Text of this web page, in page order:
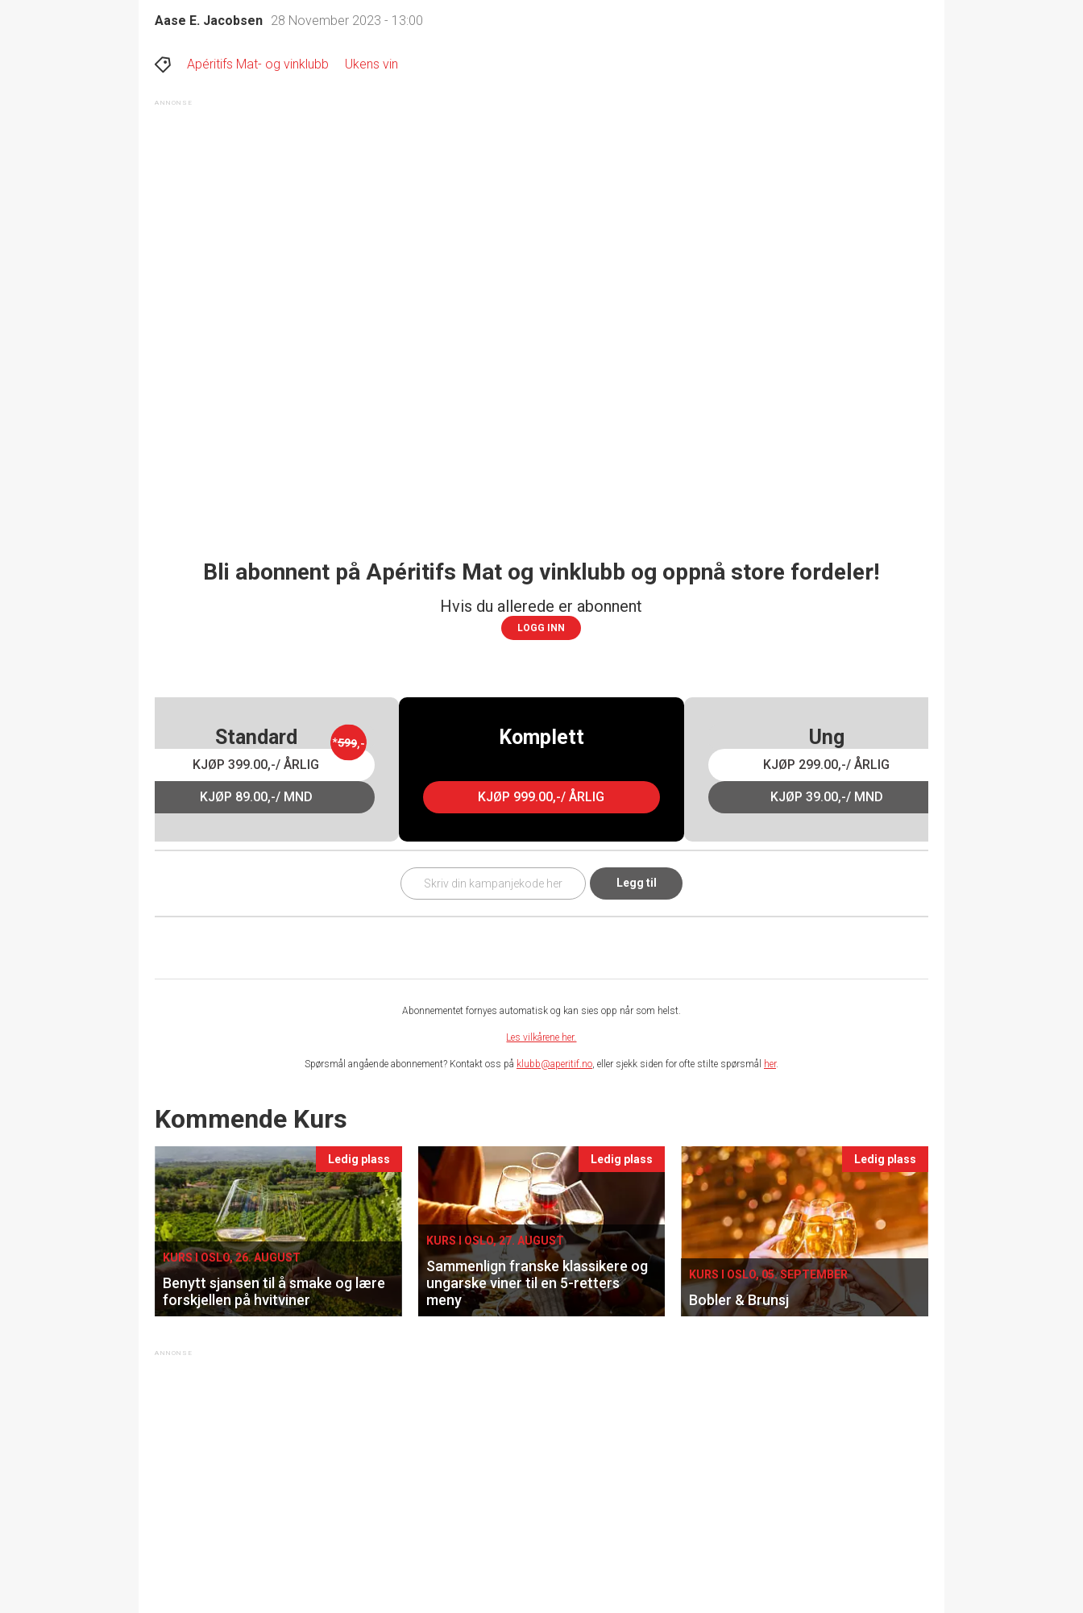
Aase E. Jacobsen 28 November 2023 - 13:00
Apéritifs Mat- og vinklubb Ukens vin
Bli abonnent på Apéritifs Mat og vinklubb og oppnå store fordeler!
Hvis du allerede er abonnent
LOGG INN
Standard *599,-
KJØP 399.00,-/ ÅRLIG
KJØP 89.00,-/ MND
Komplett
KJØP 999.00,-/ ÅRLIG
Ung
KJØP 299.00,-/ ÅRLIG
KJØP 39.00,-/ MND
Legg til
Abonnementet fornyes automatisk og kan sies opp når som helst.
Les vilkårene her.
Spørsmål angående abonnement? Kontakt oss på klubb@aperitif.no, eller sjekk siden for ofte stilte spørsmål her.
Events
Kommende Kurs
Ledig plass
KURS I OSLO, 26. AUGUST
Benytt sjansen til å smake og lære
forskjellen på hvitviner
Ledig plass
KURS I OSLO, 27. AUGUST
Sammenlign franske klassikere og
ungarske viner til en 5-retters
meny
Ledig plass
KURS I OSLO, 05. SEPTEMBER
Bobler & Brunsj